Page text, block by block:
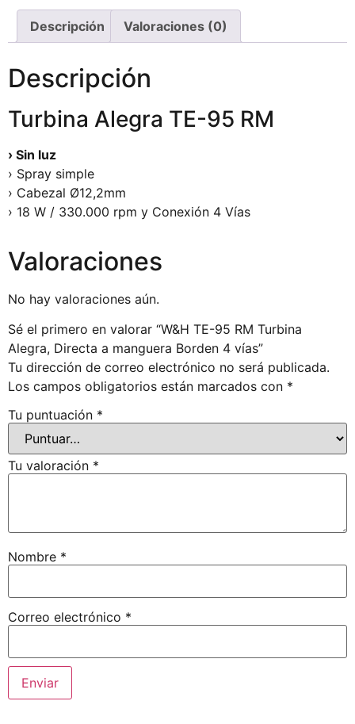
Descripción Valoraciones (0)
Descripción
Turbina Alegra TE-95 RM
› Sin luz
› Spray simple
› Cabezal Ø12,2mm
› 18 W / 330.000 rpm y Conexión 4 Vías
Valoraciones
No hay valoraciones aún.
Sé el primero en valorar “W&H TE-95 RM Turbina
Alegra, Directa a manguera Borden 4 vías”
Tu dirección de correo electrónico no será publicada.
Los campos obligatorios están marcados con *
Tu puntuación *
Tu valoración *
Nombre *
Correo electrónico *